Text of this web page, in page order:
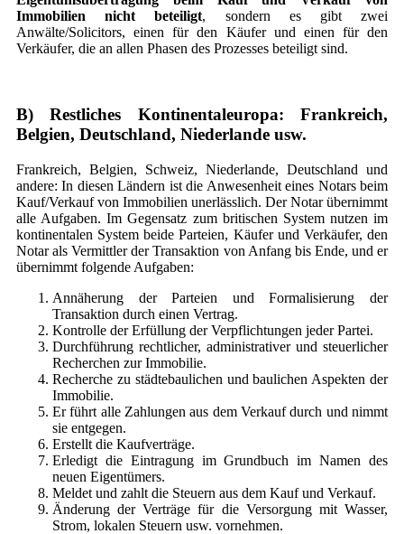
Immobilien nicht beteiligt, sondern es gibt zwei
Anwälte/Solicitors, einen für den Käufer und einen für den
Verkäufer, die an allen Phasen des Prozesses beteiligt sind.
B) Restliches Kontinentaleuropa: Frankreich,
Belgien, Deutschland, Niederlande usw.
Frankreich, Belgien, Schweiz, Niederlande, Deutschland und
andere: In diesen Ländern ist die Anwesenheit eines Notars beim
Kauf/Verkauf von Immobilien unerlässlich. Der Notar übernimmt
alle Aufgaben. Im Gegensatz zum britischen System nutzen im
kontinentalen System beide Parteien, Käufer und Verkäufer, den
Notar als Vermittler der Transaktion von Anfang bis Ende, und er
übernimmt folgende Aufgaben:
Annäherung der Parteien und Formalisierung der
Transaktion durch einen Vertrag.
Kontrolle der Erfüllung der Verpflichtungen jeder Partei.
Durchführung rechtlicher, administrativer und steuerlicher
Recherchen zur Immobilie.
Recherche zu städtebaulichen und baulichen Aspekten der
Immobilie.
Er führt alle Zahlungen aus dem Verkauf durch und nimmt
sie entgegen.
Erstellt die Kaufverträge.
Erledigt die Eintragung im Grundbuch im Namen des
neuen Eigentümers.
Meldet und zahlt die Steuern aus dem Kauf und Verkauf.
Änderung der Verträge für die Versorgung mit Wasser,
Strom, lokalen Steuern usw. vornehmen.